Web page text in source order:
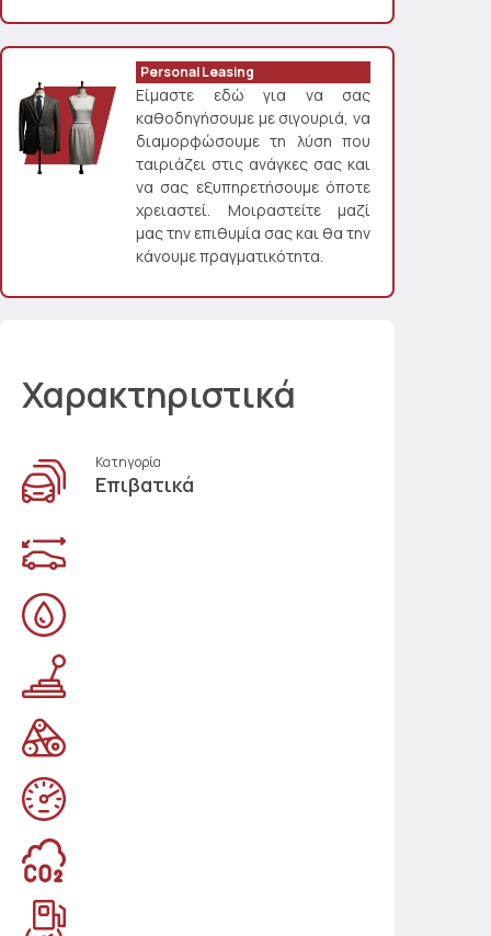
Personal Leasing
Είμαστε εδώ για να σας
καθοδηγήσουμε με σιγουριά, να
διαμορφώσουμε τη λύση που
ταιριάζει στις ανάγκες σας και
να σας εξυπηρετήσουμε όποτε
χρειαστεί. Μοιραστείτε μαζί
μας την επιθυμία σας και θα την
κάνουμε πραγματικότητα.
Χαρακτηριστικά
Κατηγορία
Επιβατικά